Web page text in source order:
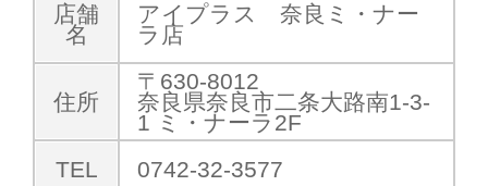
店舗
名
アイプラス 奈良ミ・ナー
ラ店
住所
〒630-8012
奈良県奈良市二条大路南1-3-
1 ミ・ナーラ2F
TEL
0742-32-3577